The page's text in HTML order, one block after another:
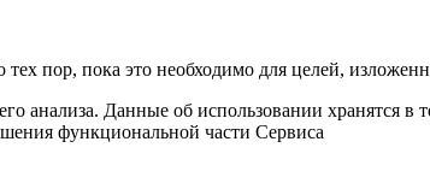
тех пор, пока это необходимо для целей,
анализа. Данные об использовании хранятся в
функциональной части Сервиса